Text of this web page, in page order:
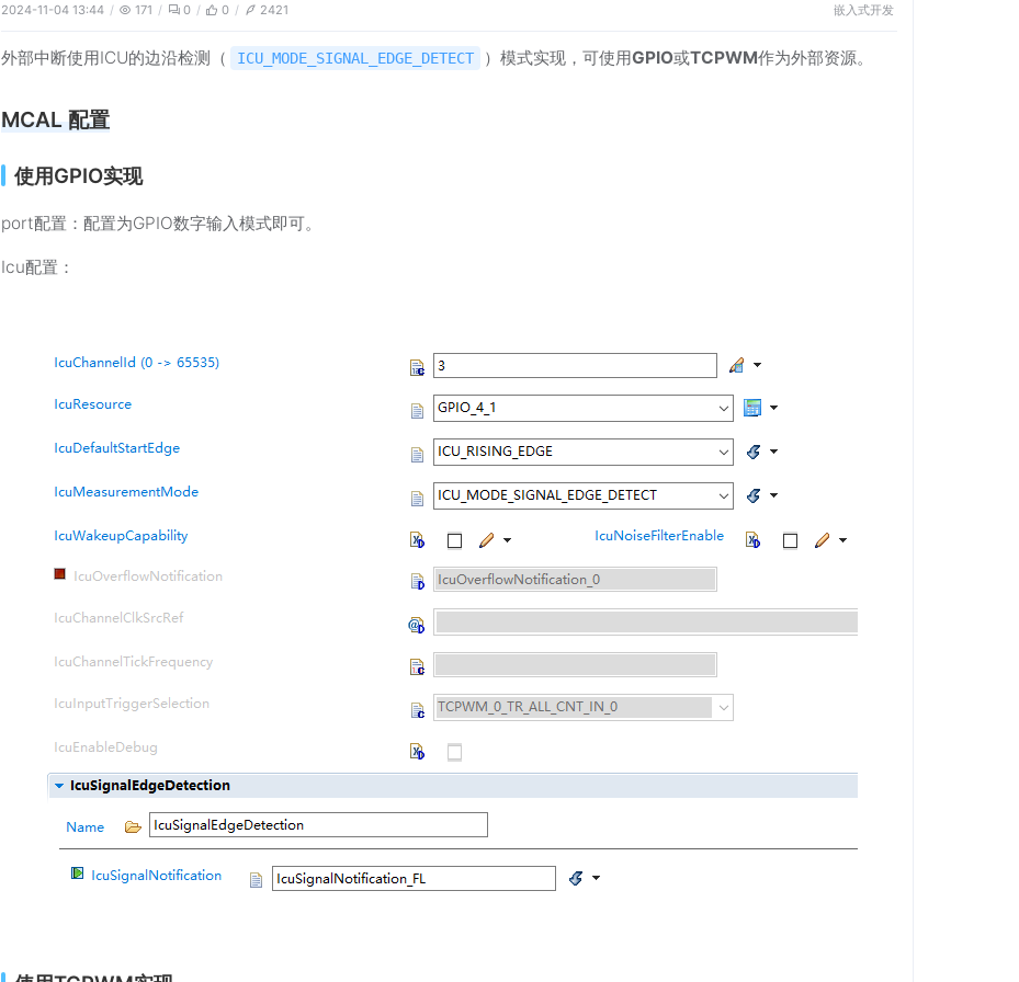
2024-11-04 13:44 171 0 0 2421 嵌入式开发
外部中断使用ICU的边沿检测（ ICU_MODE_SIGNAL_EDGE_DETECT ）模式实现，可使用GPIO或TCPWM作为外部资源。
MCAL 配置
使用GPIO实现
port配置：配置为GPIO数字输入模式即可。
Icu配置：